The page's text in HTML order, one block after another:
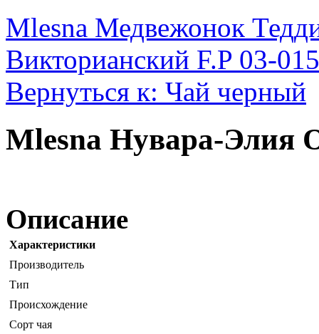
Mlesna Медвежонок
Викторианский F.P 03-
Вернуться к: Чай черный
Mlesna Нувара-Элия
Описание
Характеристики
Производитель
Тип
Происхождение
Сорт чая